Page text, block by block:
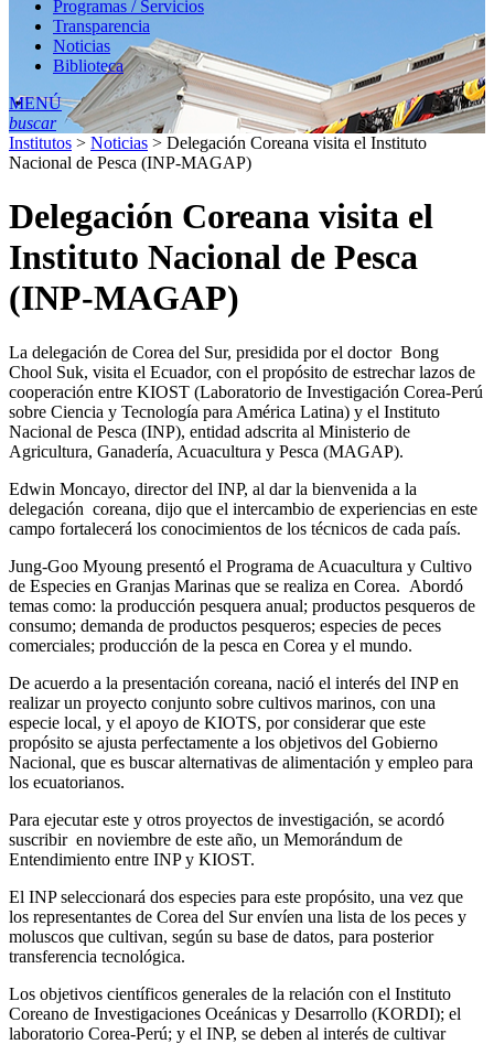
Programas / Servicios
Transparencia
Noticias
Biblioteca
MENÚ
buscar
Institutos > Noticias > Delegación Coreana visita el Instituto
Nacional de Pesca (INP-MAGAP)
Delegación Coreana visita el
Instituto Nacional de Pesca
(INP-MAGAP)
La delegación de Corea del Sur, presidida por el doctor Bong
Chool Suk, visita el Ecuador, con el propósito de estrechar lazos de
cooperación entre KIOST (Laboratorio de Investigación Corea-Perú
sobre Ciencia y Tecnología para América Latina) y el Instituto
Nacional de Pesca (INP), entidad adscrita al Ministerio de
Agricultura, Ganadería, Acuacultura y Pesca (MAGAP).
Edwin Moncayo, director del INP, al dar la bienvenida a la
delegación coreana, dijo que el intercambio de experiencias en este
campo fortalecerá los conocimientos de los técnicos de cada país.
Jung-Goo Myoung presentó el Programa de Acuacultura y Cultivo
de Especies en Granjas Marinas que se realiza en Corea. Abordó
temas como: la producción pesquera anual; productos pesqueros de
consumo; demanda de productos pesqueros; especies de peces
comerciales; producción de la pesca en Corea y el mundo.
De acuerdo a la presentación coreana, nació el interés del INP en
realizar un proyecto conjunto sobre cultivos marinos, con una
especie local, y el apoyo de KIOTS, por considerar que este
propósito se ajusta perfectamente a los objetivos del Gobierno
Nacional, que es buscar alternativas de alimentación y empleo para
los ecuatorianos.
Para ejecutar este y otros proyectos de investigación, se acordó
suscribir en noviembre de este año, un Memorándum de
Entendimiento entre INP y KIOST.
El INP seleccionará dos especies para este propósito, una vez que
los representantes de Corea del Sur envíen una lista de los peces y
moluscos que cultivan, según su base de datos, para posterior
transferencia tecnológica.
Los objetivos científicos generales de la relación con el Instituto
Coreano de Investigaciones Oceánicas y Desarrollo (KORDI); el
laboratorio Corea-Perú; y el INP, se deben al interés de cultivar